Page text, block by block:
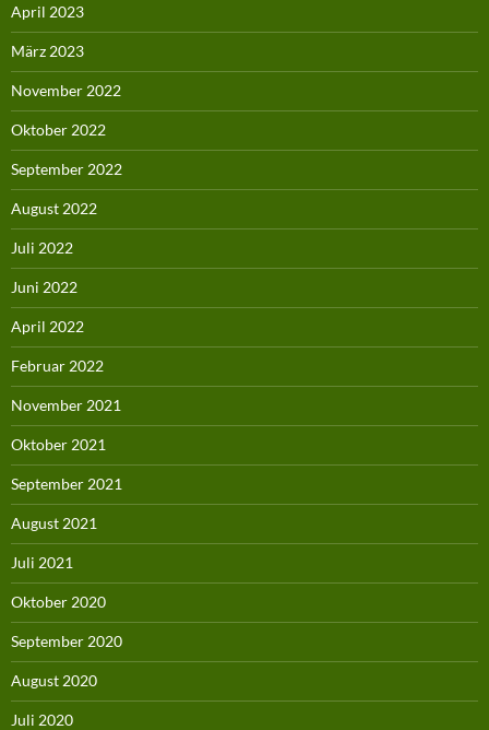
April 2023
März 2023
November 2022
Oktober 2022
September 2022
August 2022
Juli 2022
Juni 2022
April 2022
Februar 2022
November 2021
Oktober 2021
September 2021
August 2021
Juli 2021
Oktober 2020
September 2020
August 2020
Juli 2020